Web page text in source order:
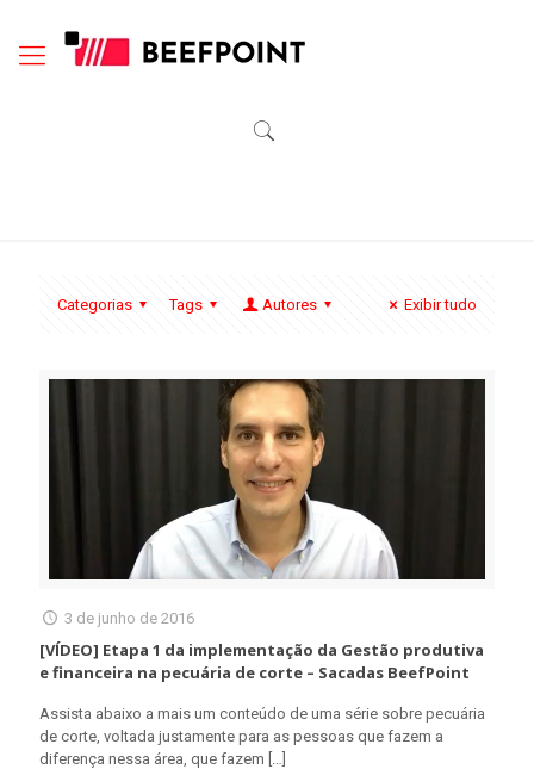
Categorias Tags Autores Exibir tudo
3 de junho de 2016
[VÍDEO] Etapa 1 da implementação da Gestão produtiva
e financeira na pecuária de corte – Sacadas BeefPoint
Assista abaixo a mais um conteúdo de uma série sobre pecuária
de corte, voltada justamente para as pessoas que fazem a
diferença nessa área, que fazem […]